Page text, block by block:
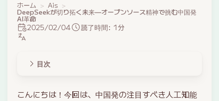
ホーム Ais
DeepSeekが切り拓く未来―オープンソース精神で挑む中国発
AI革命
2025/02/04 読了時間: 1分
目次
こんにちは！今回は、中国発の注目すべき人工知能